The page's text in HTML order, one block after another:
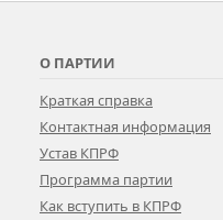
О ПАРТИИ
Краткая справка
Контактная информация
Устав КПРФ
Программа партии
Как вступить в КПРФ